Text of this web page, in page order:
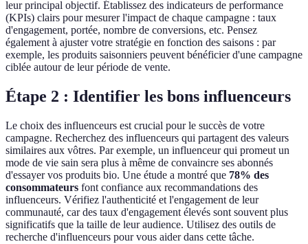
leur principal objectif. Établissez des indicateurs de performance
(KPIs) clairs pour mesurer l'impact de chaque campagne : taux
d'engagement, portée, nombre de conversions, etc. Pensez
également à ajuster votre stratégie en fonction des saisons : par
exemple, les produits saisonniers peuvent bénéficier d'une campagne
ciblée autour de leur période de vente.
Étape 2 : Identifier les bons influenceurs
Le choix des influenceurs est crucial pour le succès de votre
campagne. Recherchez des influenceurs qui partagent des valeurs
similaires aux vôtres. Par exemple, un influenceur qui promeut un
mode de vie sain sera plus à même de convaincre ses abonnés
d'essayer vos produits bio. Une étude a montré que 78% des
consommateurs font confiance aux recommandations des
influenceurs. Vérifiez l'authenticité et l'engagement de leur
communauté, car des taux d'engagement élevés sont souvent plus
significatifs que la taille de leur audience. Utilisez des outils de
recherche d'influenceurs pour vous aider dans cette tâche.